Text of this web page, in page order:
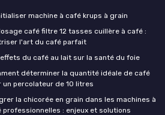
machine à café krups à grain
café filtre 12 tasses cuillère à café :
l'art du café parfait
du café au lait sur la santé du foie
déterminer la quantité idéale de café
un percolateur de 10 litres
la chicorée en grain dans les machines à
professionnelles : enjeux et solutions